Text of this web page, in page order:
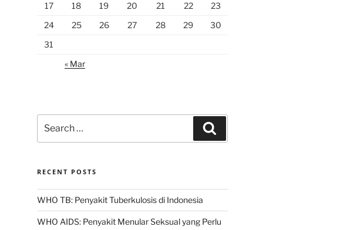
17
18 19 20 21 22
23
24
25 26 27 28 29
30
31
« Mar
for:
RECENT POSTS
WHO TB: Penyakit Tuberkulosis di Indonesia
WHO AIDS: Penyakit Menular Seksual yang Perlu